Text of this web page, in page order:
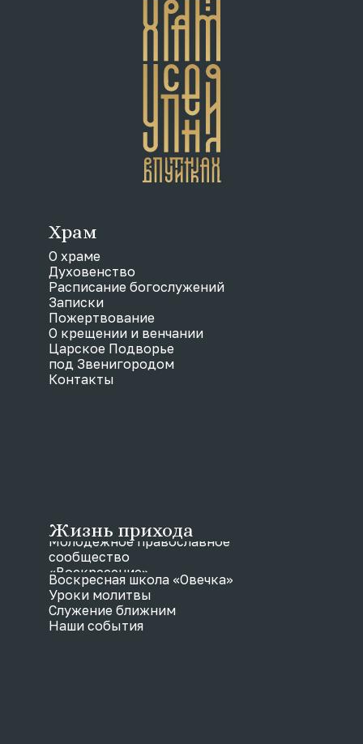
Храм
О храме
Духовенство
Расписание богослужений
Записки
Пожертвование
О крещении и венчании
Царское Подворье
под Звенигородом
Контакты
Жизнь прихода
Молодежное православное
сообщество
«Воскресение»
Воскресная школа «Овечка»
Уроки молитвы
Служение ближним
Наши события